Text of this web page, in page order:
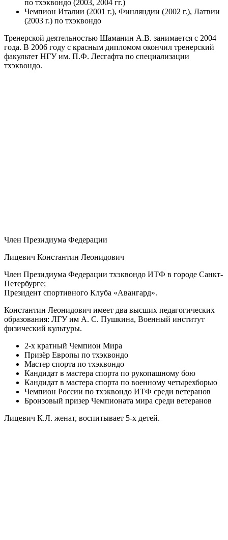
по тхэквондо (2003, 2004 гг.)
Чемпион Италии (2001 г.), Финляндии (2002 г.), Латвии
(2003 г.) по тхэквондо
Тренерской деятельностью Шаманин А.В. занимается с 2004
года. В 2006 году с красным дипломом окончил тренерский
факультет НГУ им. П.Ф. Лесгафта по специализации
тхэквондо.
Член Президиума Федерации
Лицевич Константин Леонидович
Член Президиума Федерации тхэквондо ИТФ в городе Санкт-
Петербурге;
Президент спортивного Клуба «Авангард».
Константин Леонидович имеет два высших педагогических
образования: ЛГУ им А. С. Пушкина, Военный институт
физический культуры.
2-х кратный Чемпион Мира
Призёр Европы по тхэквондо
Мастер спорта по тхэквондо
Кандидат в мастера спорта по рукопашному бою
Кандидат в мастера спорта по военному четырехборью
Чемпион России по тхэквондо ИТФ среди ветеранов
Бронзовый призер Чемпионата мира среди ветеранов
Лицевич К.Л. женат, воспитывает 5-х детей.